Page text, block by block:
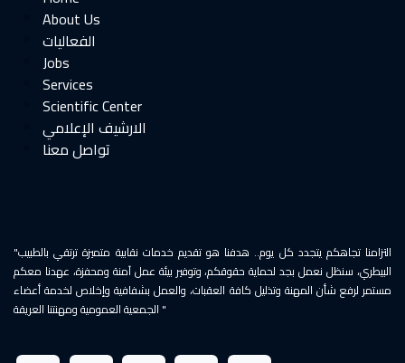
About Us
الفعاليات
Jobs
Services
Scientific Center
الارشيف الإعلامي
"التزامنا تجاهكم يتجدد كل يوم.. هدفنا هو تقديم خدمات نقابية متميزة ترتقي بالطبيب
البيطري، سنظل نعمل بجد لحماية حقوقكم، وتوفير بيئة عمل آمنة ومحفزة، عهدنا معكم
مستمر لرفع شأن المهنة وتذليل كافة العقبات، والعمل بشفافية وإخلاص لخدمة أعضاء
الجمعية العمومية ومهنتنا العريقة "